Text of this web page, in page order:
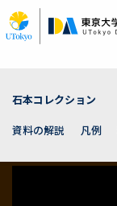
イ
ン
石本コレクション
資料の解説
凡例